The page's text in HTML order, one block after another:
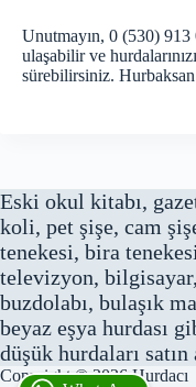
Unutmayın, 0 (530) 913
ulaşabilir ve
sürebilirsiniz. Hurbaksan
Eski okul kitabı,
koli, pet şişe, cam
tenekesi, bira
televizyon,
buzdolabı, bulaşık
beyaz eşya hurdası
düşük hurdaları
Copyright © 2026Hurdacı